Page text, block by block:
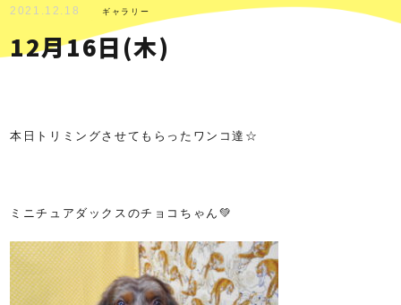
2021.12.18 ギャラリー
12月16日(木)
本日トリミングさせてもらったワンコ達☆
ミニチュアダックスのチョコちゃん💚